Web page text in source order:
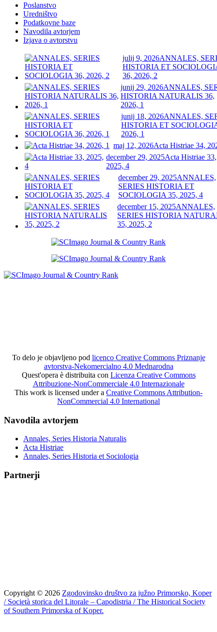
Poslanstvo
Uredništvo
Podatkovne baze
Navodila avtorjem
Izjava o avtorstvu
julij 9, 2026ANNALES,
HISTORIA ET
36, 2026, 2
junij 29, 2026ANNALES,
HISTORIA NATURALIS 36,
2026, 1
junij 18, 2026ANNALES,
HISTORIA ET
2026, 1
maj 12, 2026Acta Histriae 34,
december 29, 2025Acta Histriae 33,
2025, 4
december 29, 2025ANNALES,
SERIES HISTORIA ET
SOCIOLOGIA 35, 2025, 4
december 15, 2025ANNALES,
SERIES HISTORIA
35, 2025, 2
To delo je objavljeno pod licenco Creative Commons Priznanje
avtorstva-Nekomercialno 4.0 Mednarodna
Quest'opera è distribuita con Licenza Creative Commons
Attribuzione-NonCommerciale 4.0 Internazionale
This work is licensed under a Creative Commons Attribution-
NonCommercial 4.0 International
Navodila avtorjem
Annales, Series Historia Naturalis
Acta Histriae
Annales, Series Historia et Sociologia
Partnerji
Copyright © 2026 Zgodovinsko društvo za južno Primorsko, Koper
/ Società storica del Litorale – Capodistria / The Historical Society
of Southern Primorska of Koper.